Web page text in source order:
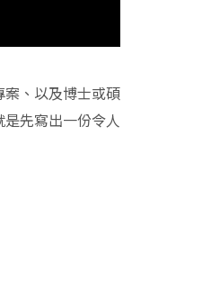
、以及博士或碩
先寫出一份令人